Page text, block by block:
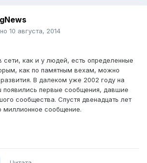
10 августа, 2014
сети, как и у людей, есть определенные
как по памятным вехам, можно
В далеком уже 2002 году на
появились первые сообщения, давшие
сообщества. Спустя двенадцать лет
миллионное сообщение.